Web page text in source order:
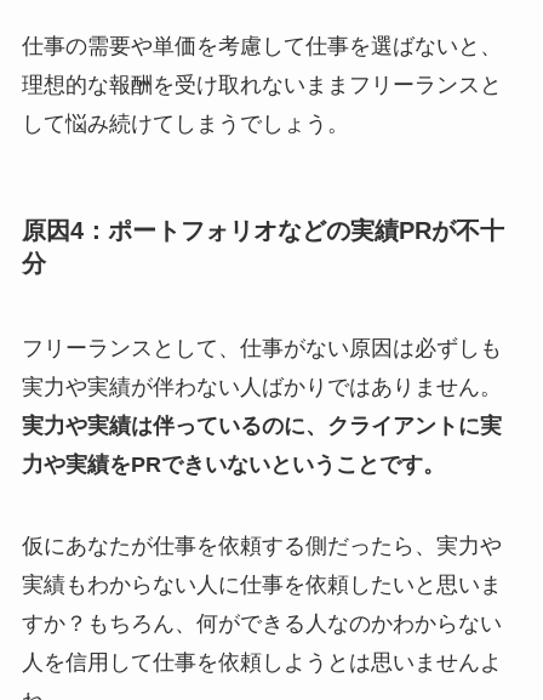
仕事の需要や単価を考慮して仕事を選ばないと、
理想的な報酬を受け取れないままフリーランスと
して悩み続けてしまうでしょう。
原因4：ポートフォリオなどの実績PRが不十
分
フリーランスとして、仕事がない原因は必ずしも
実力や実績が伴わない人ばかりではありません。
実力や実績は伴っているのに、クライアントに実
力や実績をPRできいないということです。
仮にあなたが仕事を依頼する側だったら、実力や
実績もわからない人に仕事を依頼したいと思いま
すか？もちろん、何ができる人なのかわからない
人を信用して仕事を依頼しようとは思いませんよ